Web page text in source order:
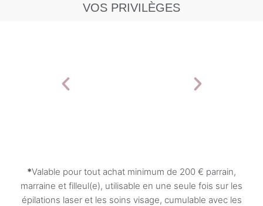
VOS PRIVILÈGES
*Valable pour tout achat minimum de 200 € parrain,
marraine et filleul(e), utilisable en une seule fois sur les
épilations laser et les soins visage, cumulable avec les